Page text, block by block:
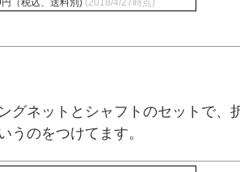
グネットとシャフトのセットで、
うのをつけてます。